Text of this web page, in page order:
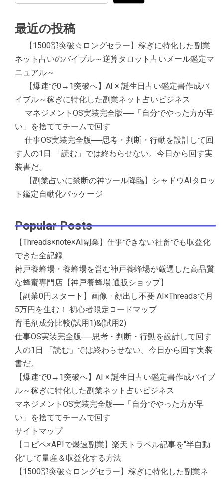
最近の投稿
【1500部突破☆ロングセラー】稼ぎに特化した副業
ネット占いのバイブル～逆算タロット占いメール鑑定マ
ニュアル～
【爆速で0→1突破へ】AI × 誕生日占い鑑定書作成バ
イブル～稼ぎに特化した副業ネット占いビジネス
マネジメントOS実装完全版──「自分でやった方が早
い」を捨ててチームで回す
仕事OS実装完全版──思考・判断・行動を設計して回
す人の1日 「読む」では終わらせない。今日から回す実
装書だ。
【副業占いに禁断の神ツール降臨】シャドウAIタロッ
ト鑑定自動化パッケージ
Popular Posts
【Threads×note×AI副業】仕事できない社畜でも収益化
できた全記録
神戸養蜂場・養蜂場を営む神戸養蜂場が厳選した高品質
な蜂蜜専門店【神戸養蜂場 通販ショップ】
【副業0円スタート】画像・顔出し不要 AI×Threadsで月
5万円を生む！ 初心者限定ロードマップ
育毛剤成分比較(試用1)&(試用2)
仕事OS実装完全版──思考・判断・行動を設計して回す
人の1日 「読む」では終わらせない。今日から回す実装
書だ。
【爆速で0→1突破へ】AI × 誕生日占い鑑定書作成バイブ
ル～稼ぎに特化した副業ネット占いビジネス
マネジメントOS実装完全版──「自分でやった方が早
い」を捨ててチームで回す
サイトマップ
【コピペ×APIで爆速副業】楽天トラベル記事を“半自動
化”して量産＆収益化する方法
【1500部突破☆ロングセラー】稼ぎに特化した副業ネ